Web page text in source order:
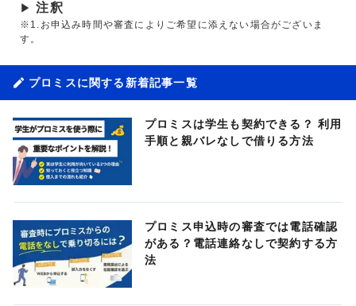
▶ 注釈
※1.お申込み時間や審査によりご希望に添えない場合がございま
す。
プロミスに関する新着記事一覧
プロミスは学生も契約できる？ 利用
手順と親バレなしで借りる方法
プロミス申込時の審査では電話確認
がある？電話連絡なしで契約する方
法